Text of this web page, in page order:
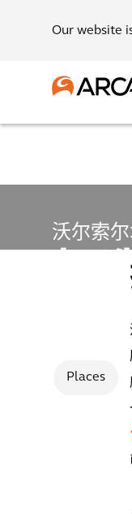
Our website
沃尔索
打
镇
Places